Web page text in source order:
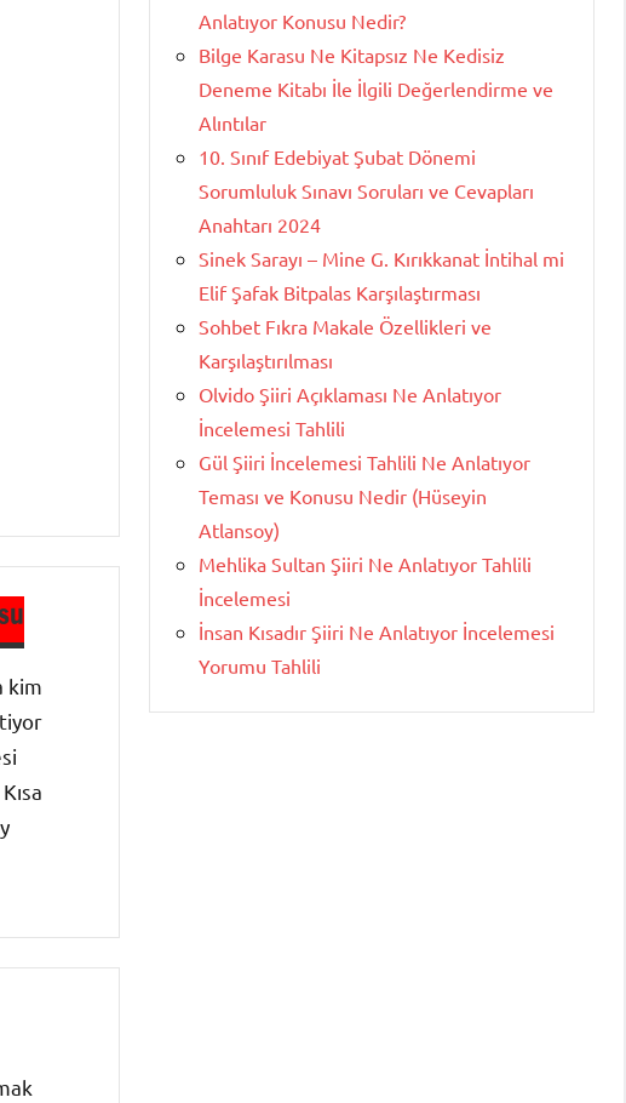
kim
Anlatıyor Konusu Nedir?
Bilge Karasu Ne Kitapsız Ne Kedisiz
Deneme Kitabı İle İlgili Değerlendirme ve
Alıntılar
10. Sınıf Edebiyat Şubat Dönemi
Sorumluluk Sınavı Soruları ve Cevapları
Anahtarı 2024
Sinek Sarayı – Mine G. Kırıkkanat İntihal mi
Elif Şafak Bitpalas Karşılaştırması
Sohbet Fıkra Makale Özellikleri ve
Karşılaştırılması
Olvido Şiiri Açıklaması Ne Anlatıyor
İncelemesi Tahlili
Gül Şiiri İncelemesi Tahlili Ne Anlatıyor
Teması ve Konusu Nedir (Hüseyin
Atlansoy)
Mehlika Sultan Şiiri Ne Anlatıyor Tahlili
İncelemesi
İnsan Kısadır Şiiri Ne Anlatıyor İncelemesi
Yorumu Tahlili